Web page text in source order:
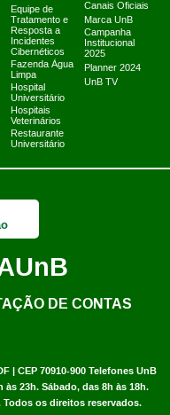
Equipe de
Tratamento e
Resposta a
Incidentes
Cibernéticos
Fazenda Água
Limpa
Hospital
Universitário
Hospitais
Veterinários
Restaurante
Universitário
Canais Oficiais
Marca UnB
Campanha
Institucional
2025
Planner 2024
UnB TV
| CEP 70910-900 Telefones UnB
23h. Sábado, das 8h às 18h.
Todos os direitos reservados.
UnB
DE CONTAS